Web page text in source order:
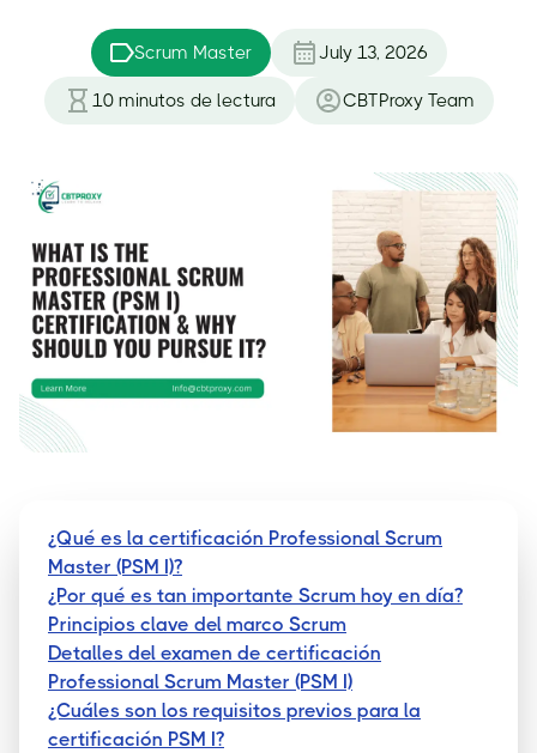
Scrum Master July 13, 2026
10 minutos de lectura CBTProxy Team
¿Qué es la certificación Professional Scrum
Master (PSM I)?
¿Por qué es tan importante Scrum hoy en día?
Principios clave del marco Scrum
Detalles del examen de certificación
Professional Scrum Master (PSM I)
¿Cuáles son los requisitos previos para la
certificación PSM I?